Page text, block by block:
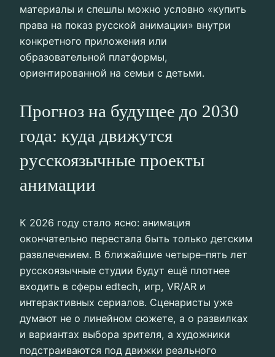
материалы и спешлы можно условно «купить
права на показ русской анимации» внутри
конкретного приложения или
образовательной платформы,
ориентированной на семьи с детьми.
Прогноз на будущее до 2030
года: куда движутся
русскоязычные проекты
анимации
К 2026 году стало ясно: анимация
окончательно перестала быть только детским
развлечением. В ближайшие четыре–пять лет
русскоязычные студии будут ещё плотнее
входить в сферы edtech, игр, VR/AR и
интерактивных сериалов. Сценаристы уже
думают не о линейном сюжете, а о развилках
и вариантах выбора зрителя, а художники
подстраиваются под движки реального